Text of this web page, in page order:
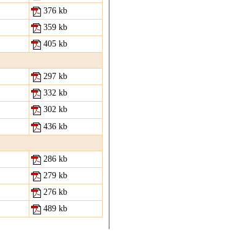
376 kb
359 kb
405 kb
297 kb
332 kb
302 kb
436 kb
286 kb
279 kb
276 kb
489 kb